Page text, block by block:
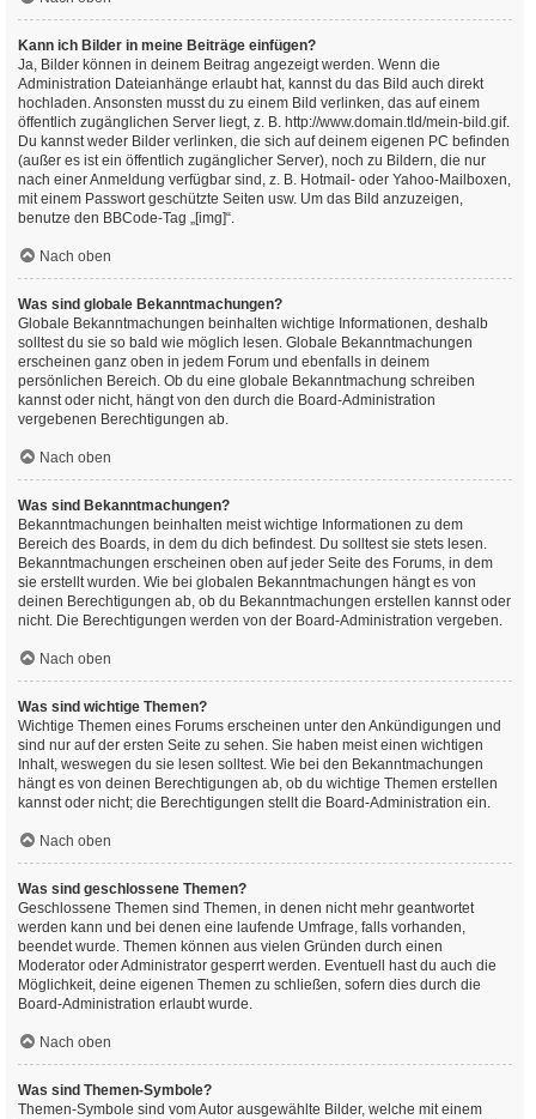
Kann ich Bilder in meine Beiträge einfügen?
Ja, Bilder können in deinem Beitrag angezeigt werden. Wenn die
Administration Dateianhänge erlaubt hat, kannst du das Bild auch direkt
hochladen. Ansonsten musst du zu einem Bild verlinken, das auf einem
öffentlich zugänglichen Server liegt, z. B. http://www.domain.tld/mein-bild.gif.
Du kannst weder Bilder verlinken, die sich auf deinem eigenen PC befinden
(außer es ist ein öffentlich zugänglicher Server), noch zu Bildern, die nur
nach einer Anmeldung verfügbar sind, z. B. Hotmail- oder Yahoo-Mailboxen,
mit einem Passwort geschützte Seiten usw. Um das Bild anzuzeigen,
benutze den BBCode-Tag „[img]“.
Nach oben
Was sind globale Bekanntmachungen?
Globale Bekanntmachungen beinhalten wichtige Informationen, deshalb
solltest du sie so bald wie möglich lesen. Globale Bekanntmachungen
erscheinen ganz oben in jedem Forum und ebenfalls in deinem
persönlichen Bereich. Ob du eine globale Bekanntmachung schreiben
kannst oder nicht, hängt von den durch die Board-Administration
vergebenen Berechtigungen ab.
Nach oben
Was sind Bekanntmachungen?
Bekanntmachungen beinhalten meist wichtige Informationen zu dem
Bereich des Boards, in dem du dich befindest. Du solltest sie stets lesen.
Bekanntmachungen erscheinen oben auf jeder Seite des Forums, in dem
sie erstellt wurden. Wie bei globalen Bekanntmachungen hängt es von
deinen Berechtigungen ab, ob du Bekanntmachungen erstellen kannst oder
nicht. Die Berechtigungen werden von der Board-Administration vergeben.
Nach oben
Was sind wichtige Themen?
Wichtige Themen eines Forums erscheinen unter den Ankündigungen und
sind nur auf der ersten Seite zu sehen. Sie haben meist einen wichtigen
Inhalt, weswegen du sie lesen solltest. Wie bei den Bekanntmachungen
hängt es von deinen Berechtigungen ab, ob du wichtige Themen erstellen
kannst oder nicht; die Berechtigungen stellt die Board-Administration ein.
Nach oben
Was sind geschlossene Themen?
Geschlossene Themen sind Themen, in denen nicht mehr geantwortet
werden kann und bei denen eine laufende Umfrage, falls vorhanden,
beendet wurde. Themen können aus vielen Gründen durch einen
Moderator oder Administrator gesperrt werden. Eventuell hast du auch die
Möglichkeit, deine eigenen Themen zu schließen, sofern dies durch die
Board-Administration erlaubt wurde.
Nach oben
Was sind Themen-Symbole?
Themen-Symbole sind vom Autor ausgewählte Bilder, welche mit einem